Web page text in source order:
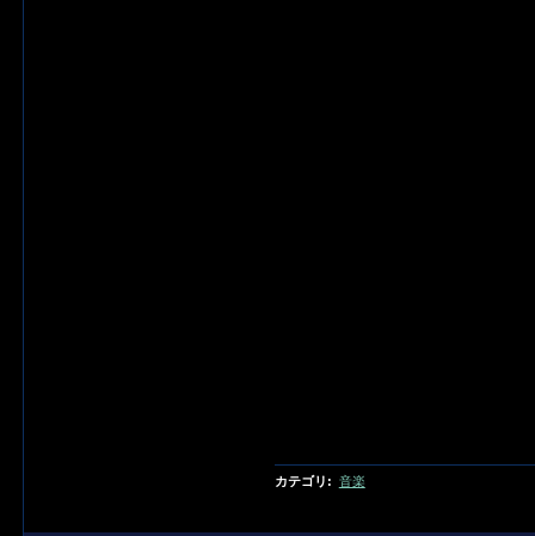
カテゴリ : 音楽